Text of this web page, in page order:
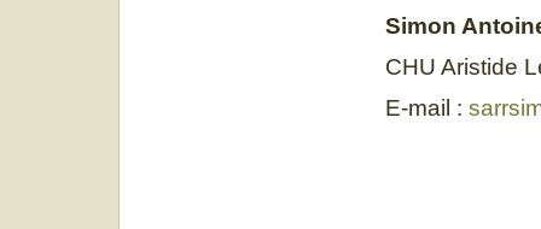
Simon
CHU Aristide
E-mail :